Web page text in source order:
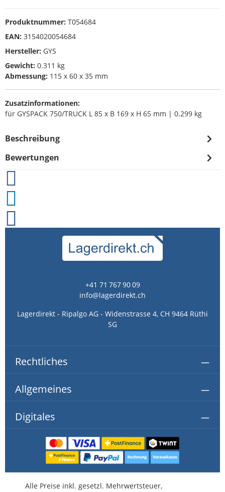
Produktnummer: T054684
EAN: 3154020054684
Hersteller: GYS
Gewicht: 0.311 kg
Abmessung: 115 x 60 x 35 mm
Zusatzinformationen:
für GYSPACK 750/TRUCK L 85 x B 169 x H 65 mm | 0.299 kg
Beschreibung
Bewertungen
+41 71 767 90 09
info@lagerdirekt.ch
Lagerdirekt - Ripalgo AG - Widenstrasse 4, CH 9464 Rüthi
SG
Rechtliches
Allgemeines
Digitales
Alle Preise inkl. gesetzl. Mehrwertsteuer,